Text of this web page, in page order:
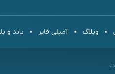
وبلاگ آمپلی فایر باند و